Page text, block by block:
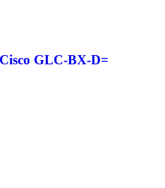
GLC-BX-D=